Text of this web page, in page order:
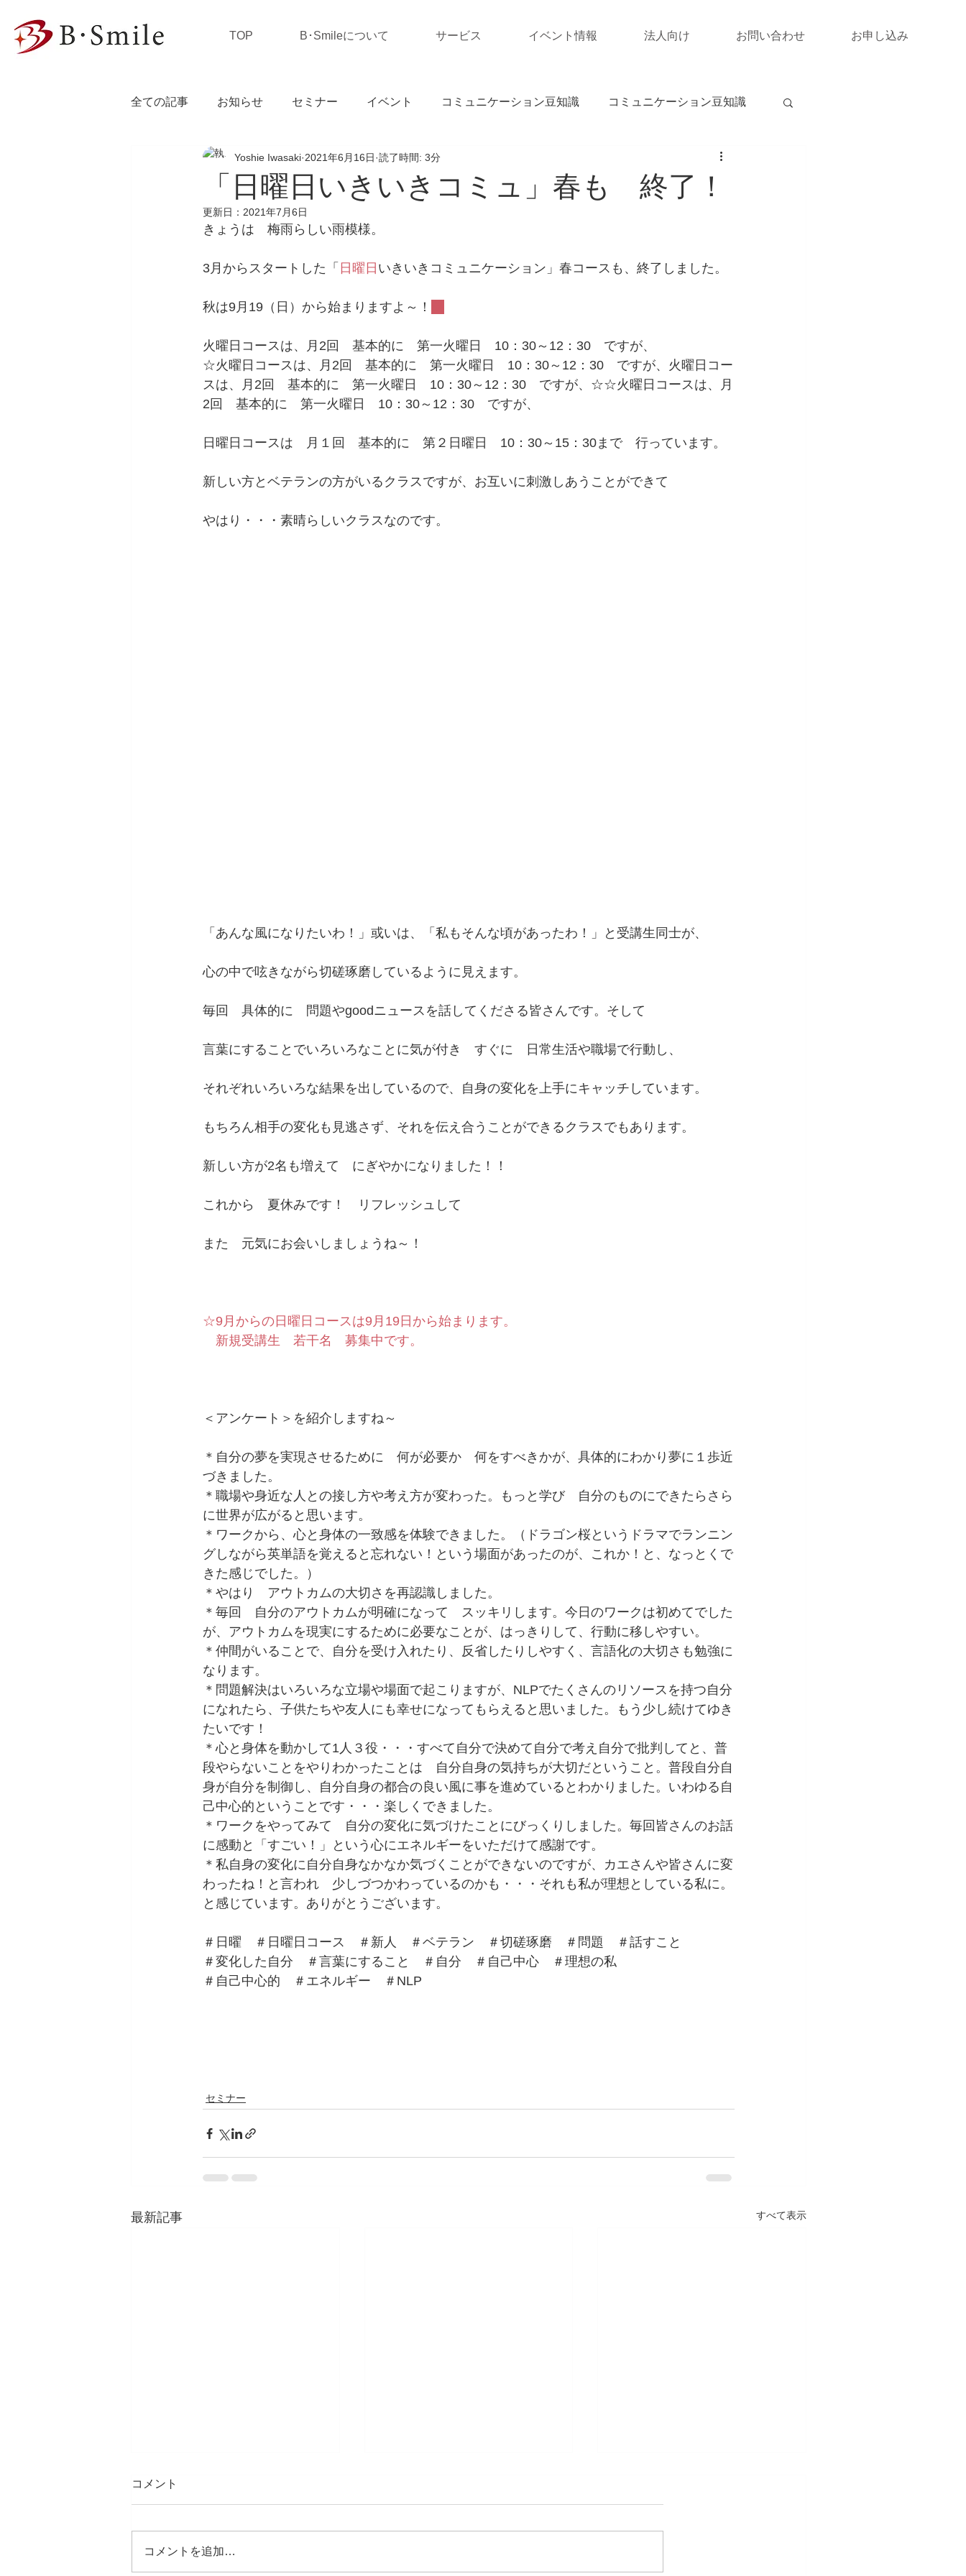
TOP B･Smileについて サービス イベント情報 法人向け お問い合わせ お申し込み
全ての記事 お知らせ セミナー イベント コミュニケーション豆知識 コミュニケーション豆知識
私の独り言
「日曜日いきいきコミュ」春も 終了！
Yoshie Iwasaki 2021年6月16日 読了時間: 3分
更新日： 2021年7月6日
きょうは　梅雨らしい雨模様。
3月からスタートした「 日曜日 いきいきコミュニケーション」春コースも、終了しました。
秋は9月19（日）から始まりますよ～！
火曜日コースは、月2回　基本的に　第一火曜日　10：30～12：30　ですが、
☆火曜日コースは、月2回　基本的に　第一火曜日　10：30～12：30　ですが、火曜日コー
スは、月2回　基本的に　第一火曜日　10：30～12：30　ですが、☆☆火曜日コースは、月
2回　基本的に　第一火曜日　10：30～12：30　ですが、
日曜日コースは　月１回　基本的に　第２日曜日　10：30～15：30まで　行っています。
新しい方とベテランの方がいるクラスですが、お互いに刺激しあうことができて
やはり・・・素晴らしいクラスなのです。
「あんな風になりたいわ！」或いは、「私もそんな頃があったわ！」と受講生同士が、
心の中で呟きながら切磋琢磨しているように見えます。
毎回　具体的に　問題やgoodニュースを話してくださる皆さんです。そして
言葉にすることでいろいろなことに気が付き　すぐに　日常生活や職場で行動し、
それぞれいろいろな結果を出しているので、自身の変化を上手にキャッチしています。
もちろん相手の変化も見逃さず、それを伝え合うことができるクラスでもあります。
新しい方が2名も増えて　にぎやかになりました！！
これから　夏休みです！　リフレッシュして
また　元気にお会いしましょうね～！
☆9月からの日曜日コースは9月19日から始まります。
新規受講生　若干名　募集中です。
＜アンケート＞を紹介しますね～
＊自分の夢を実現させるために　何が必要か　何をすべきかが、具体的にわかり夢に１歩近
づきました。
＊職場や身近な人との接し方や考え方が変わった。もっと学び　自分のものにできたらさら
に世界が広がると思います。
＊ワークから、心と身体の一致感を体験できました。（ドラゴン桜というドラマでランニン
グしながら英単語を覚えると忘れない！という場面があったのが、これか！と、なっとくで
きた感じでした。）
＊やはり　アウトカムの大切さを再認識しました。
＊毎回　自分のアウトカムが明確になって　スッキリします。今日のワークは初めてでした
が、アウトカムを現実にするために必要なことが、はっきりして、行動に移しやすい。
＊仲間がいることで、自分を受け入れたり、反省したりしやすく、言語化の大切さも勉強に
なります。
＊問題解決はいろいろな立場や場面で起こりますが、NLPでたくさんのリソースを持つ自分
になれたら、子供たちや友人にも幸せになってもらえると思いました。もう少し続けてゆき
たいです！
＊心と身体を動かして1人３役・・・すべて自分で決めて自分で考え自分で批判してと、普
段やらないことをやりわかったことは　自分自身の気持ちが大切だということ。普段自分自
身が自分を制御し、自分自身の都合の良い風に事を進めているとわかりました。いわゆる自
己中心的ということです・・・楽しくできました。
＊ワークをやってみて　自分の変化に気づけたことにびっくりしました。毎回皆さんのお話
に感動と「すごい！」という心にエネルギーをいただけて感謝です。
＊私自身の変化に自分自身なかなか気づくことができないのですが、カエさんや皆さんに変
わったね！と言われ　少しづつかわっているのかも・・・それも私が理想としている私に。
と感じています。ありがとうございます。
＃日曜　＃日曜日コース　＃新人　＃ベテラン　＃切磋琢磨　＃問題　＃話すこと
＃変化した自分　＃言葉にすること　＃自分　＃自己中心　＃理想の私
＃自己中心的　＃エネルギー　＃NLP
セミナー
最新記事 すべて表示
コメント
コメントを追加…